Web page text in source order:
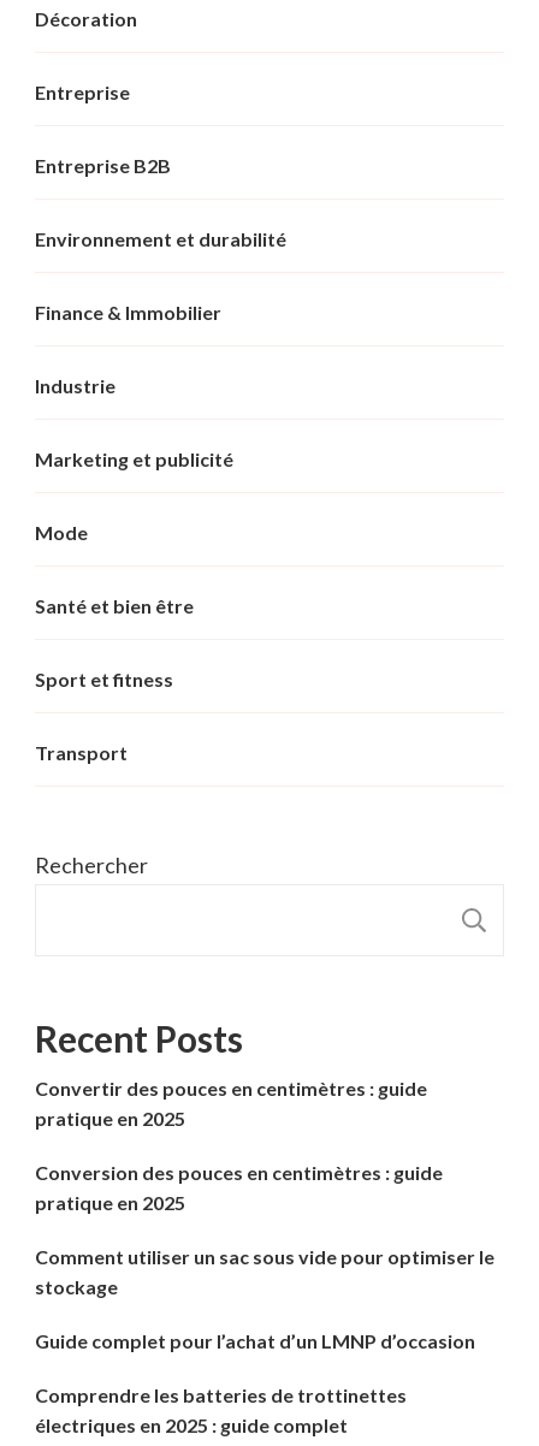
Décoration
Entreprise
Entreprise B2B
Environnement et durabilité
Finance & Immobilier
Industrie
Marketing et publicité
Mode
Santé et bien être
Sport et fitness
Transport
Rechercher
Recent Posts
Convertir des pouces en centimètres : guide
pratique en 2025
Conversion des pouces en centimètres : guide
pratique en 2025
Comment utiliser un sac sous vide pour optimiser le
stockage
Guide complet pour l’achat d’un LMNP d’occasion
Comprendre les batteries de trottinettes
électriques en 2025 : guide complet